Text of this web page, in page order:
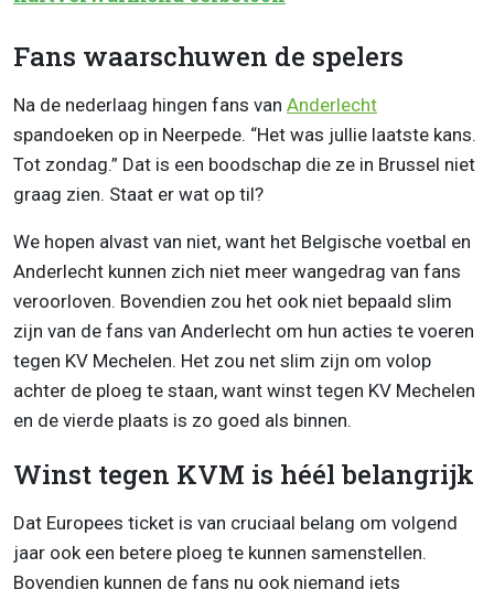
Fans waarschuwen de spelers
Na de nederlaag hingen fans van Anderlecht
spandoeken op in Neerpede. “Het was jullie laatste kans.
Tot zondag.” Dat is een boodschap die ze in Brussel niet
graag zien. Staat er wat op til?
We hopen alvast van niet, want het Belgische voetbal en
Anderlecht kunnen zich niet meer wangedrag van fans
veroorloven. Bovendien zou het ook niet bepaald slim
zijn van de fans van Anderlecht om hun acties te voeren
tegen KV Mechelen. Het zou net slim zijn om volop
achter de ploeg te staan, want winst tegen KV Mechelen
en de vierde plaats is zo goed als binnen.
Winst tegen KVM is héél belangrijk
Dat Europees ticket is van cruciaal belang om volgend
jaar ook een betere ploeg te kunnen samenstellen.
Bovendien kunnen de fans nu ook niemand iets